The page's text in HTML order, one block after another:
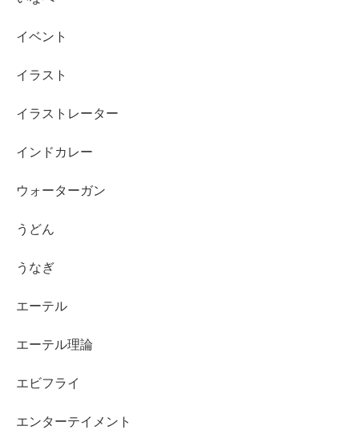
イベント
イラスト
イラストレーター
インドカレー
ウォーターガン
うどん
うなぎ
エーテル
エーテル理論
エビフライ
エンターテイメント